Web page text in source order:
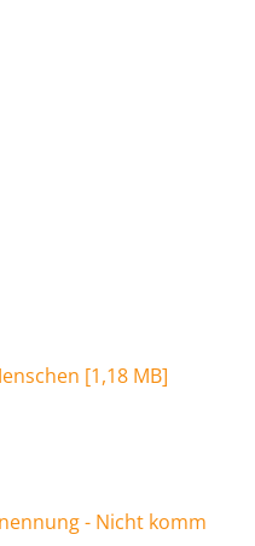
[1,18 MB]
- Nicht komm